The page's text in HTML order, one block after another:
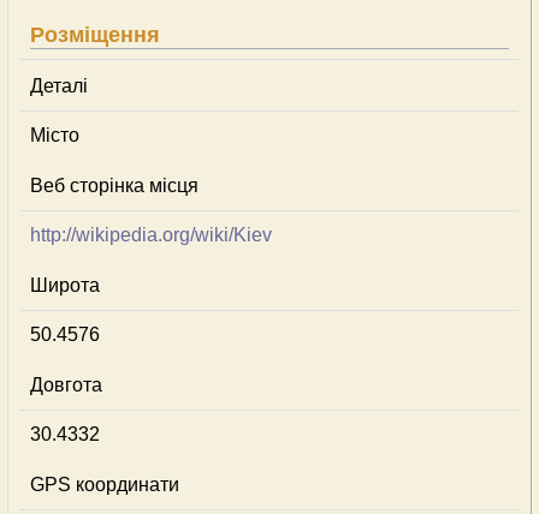
Розміщення
Деталі
Місто
Веб сторінка місця
http://wikipedia.org/wiki/Kiev
Широта
50.4576
Довгота
30.4332
GPS координати